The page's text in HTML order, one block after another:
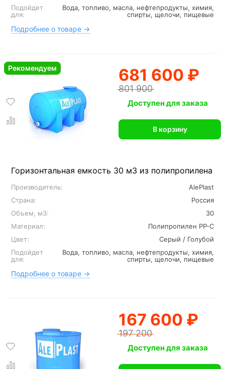
Подойдет
для:
Вода, топливо, масла, нефтепродукты, химия,
спирты, щелочи, пищевые
Подробнее о товаре →
Горизонтальная емкость 30 м3 из полипропилена
Производитель:
AlePlast
Страна:
Россия
Объем, м3:
30
Материал:
Полипропилен PP-C
Цвет:
Серый / Голубой
Подойдет
для:
Вода, топливо, масла, нефтепродукты, химия,
спирты, щелочи, пищевые
Подробнее о товаре →
681 600 ₽
801 900
Рекомендуем
Доступен для заказа
В корзину
167 600 ₽
197 200
Доступен для заказа